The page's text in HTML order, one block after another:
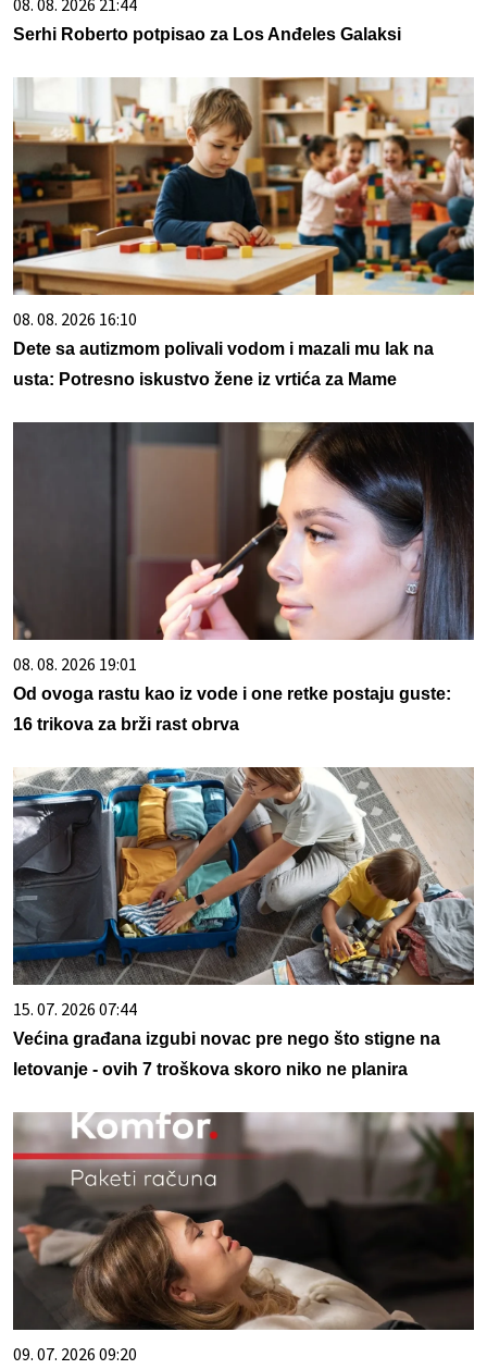
08. 08. 2026 21:44
Serhi Roberto potpisao za Los Anđeles Galaksi
08. 08. 2026 16:10
Dete sa autizmom polivali vodom i mazali mu lak na
usta: Potresno iskustvo žene iz vrtića za Mame
08. 08. 2026 19:01
Od ovoga rastu kao iz vode i one retke postaju guste:
16 trikova za brži rast obrva
15. 07. 2026 07:44
Većina građana izgubi novac pre nego što stigne na
letovanje - ovih 7 troškova skoro niko ne planira
09. 07. 2026 09:20